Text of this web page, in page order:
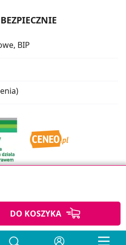
DO KOSZYKA
BIP
APTUSSHOP
strony: MEDICARE.PL iAPTUS.PL